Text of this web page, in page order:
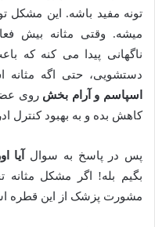
تونه مفید باشه. این مشکل
میشه. وقتی مثانه بیش
ناگهانی پیدا می کنه که
دستشویی، حتی اگه مثانه
اسپاسم و آرام بخش روی
کاهش بده و به بهبود کنترل
پس در پاسخ به سوال آیا
بگیم بله! اگر مشکل مثانه
مشورت پزشک از این قطره